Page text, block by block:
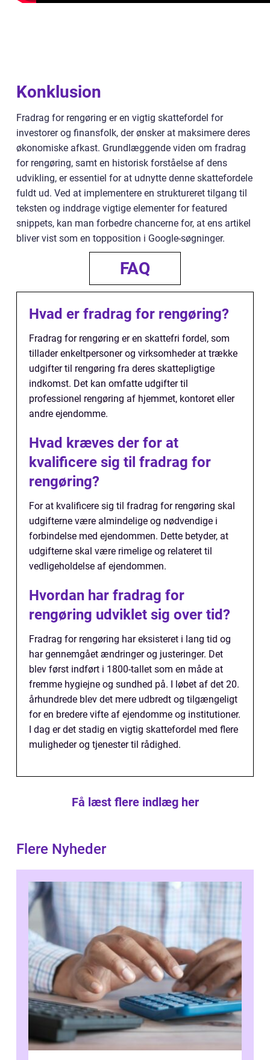
Konklusion
Fradrag for rengøring er en vigtig skattefordel for
investorer og finansfolk, der ønsker at maksimere deres
økonomiske afkast. Grundlæggende viden om fradrag
for rengøring, samt en historisk forståelse af dens
udvikling, er essentiel for at udnytte denne skattefordele
fuldt ud. Ved at implementere en struktureret tilgang til
teksten og inddrage vigtige elementer for featured
snippets, kan man forbedre chancerne for, at ens artikel
bliver vist som en topposition i Google-søgninger.
FAQ
Hvad er fradrag for rengøring?
Fradrag for rengøring er en skattefri fordel, som
tillader enkeltpersoner og virksomheder at trække
udgifter til rengøring fra deres skattepligtige
indkomst. Det kan omfatte udgifter til
professionel rengøring af hjemmet, kontoret eller
andre ejendomme.
Hvad kræves der for at
kvalificere sig til fradrag for
rengøring?
For at kvalificere sig til fradrag for rengøring skal
udgifterne være almindelige og nødvendige i
forbindelse med ejendommen. Dette betyder, at
udgifterne skal være rimelige og relateret til
vedligeholdelse af ejendommen.
Hvordan har fradrag for
rengøring udviklet sig over tid?
Fradrag for rengøring har eksisteret i lang tid og
har gennemgået ændringer og justeringer. Det
blev først indført i 1800-tallet som en måde at
fremme hygiejne og sundhed på. I løbet af det 20.
århundrede blev det mere udbredt og tilgængeligt
for en bredere vifte af ejendomme og institutioner.
I dag er det stadig en vigtig skattefordel med flere
muligheder og tjenester til rådighed.
Få læst flere indlæg her
Flere Nyheder